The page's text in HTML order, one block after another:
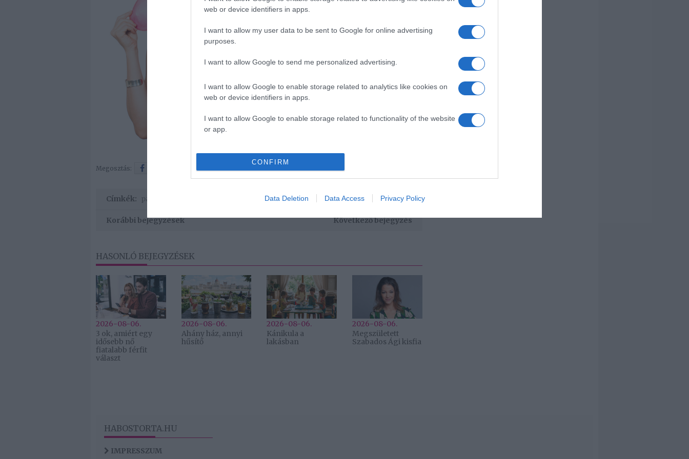
web or device identifiers in apps.
I want to allow my user data to be sent to Google for online advertising
purposes.
I want to allow Google to send me personalized advertising.
I want to allow Google to enable storage related to analytics like cookies on
web or device identifiers in apps.
I want to allow Google to enable storage related to functionality of the website
or app.
CONFIRM
Data Deletion Data Access Privacy Policy
Megosztás:
Címkék: párkapcsolat
Korábbi bejegyzések Következő bejegyzés
HASONLÓ BEJEGYZÉSEK
2026-08-06.
3 ok, amiért egy
idősebb nő
fiatalabb férfit
választ
2026-08-06.
Ahány ház, annyi
hűsítő
2026-08-06.
Kánikula a
lakásban
2026-08-06.
Megszületett
Szabados Ági kisfia
HABOSTORTA.HU
IMPRESSZUM